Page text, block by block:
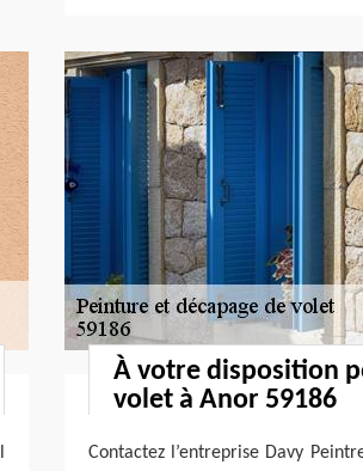
À votre disposition
volet à Anor 59186
Contactez l’entreprise Davy